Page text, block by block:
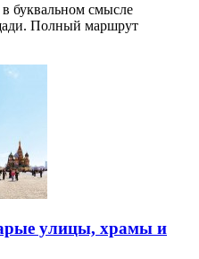
буквальном смысле
Полный маршрут
улицы, храмы и